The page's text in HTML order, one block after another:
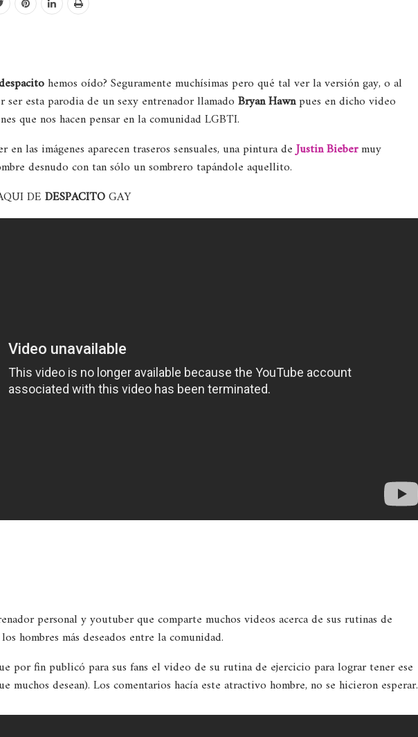
hemos oído? Seguramente muchísimas pero qué tal ver la versión gay, o al
ser esta parodia de un sexy entrenador llamado Bryan Hawnpues en dicho video
que nos hacen pensar en la comunidad LGBTI.
en las imágenes aparecen traseros sensuales, una pintura deJustin Biebermuy
desnudo con tan sólo un sombrero tapándole aquellito.
DEDESPACITOGAY
personal y youtuber que comparte muchos videos acerca de sus rutinas de
hombres más deseados entre la comunidad.
por fin publicó para sus fans el video de su rutina de ejercicio para lograr tener ese
muchos desean). Los comentarios hacía este atractivo hombre, no se hicieron esperar.